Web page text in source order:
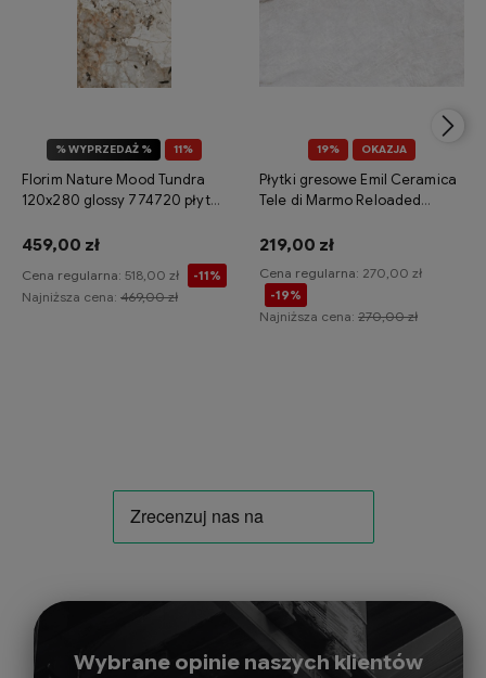
11%
OKAZJA
% WYPRZEDAŻ %
Florim Nature Mood Tundra
120x280 glossy 774720 płytka
459,00 zł
Cena regularna: 518,00 zł -11%
Najniższa cena: 469,00 zł
19% OKAZJA
Płytki gresowe Emil Ceramica
Tele di Marmo Reloaded
219,00 zł
Cena regularna: 270,00 zł
-19%
Najniższa cena: 270,00 zł
Wybrane opinie naszych klientów